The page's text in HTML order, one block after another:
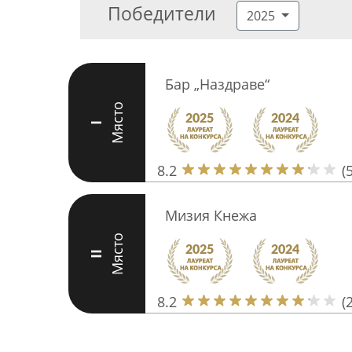
Победители 2025
I Място
Бар „Наздраве“
8.2
II Място
Мизия Кнежа
8.2